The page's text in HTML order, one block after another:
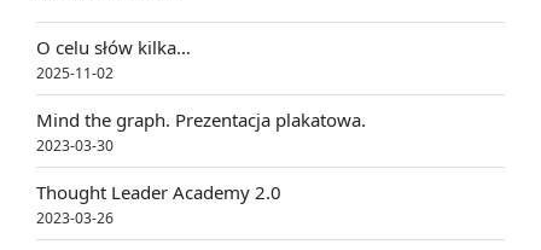
O celu słów kilka…
2025-11-02
Mind the graph. Prezentacja plakatowa.
2023-03-30
Thought Leader Academy 2.0
2023-03-26